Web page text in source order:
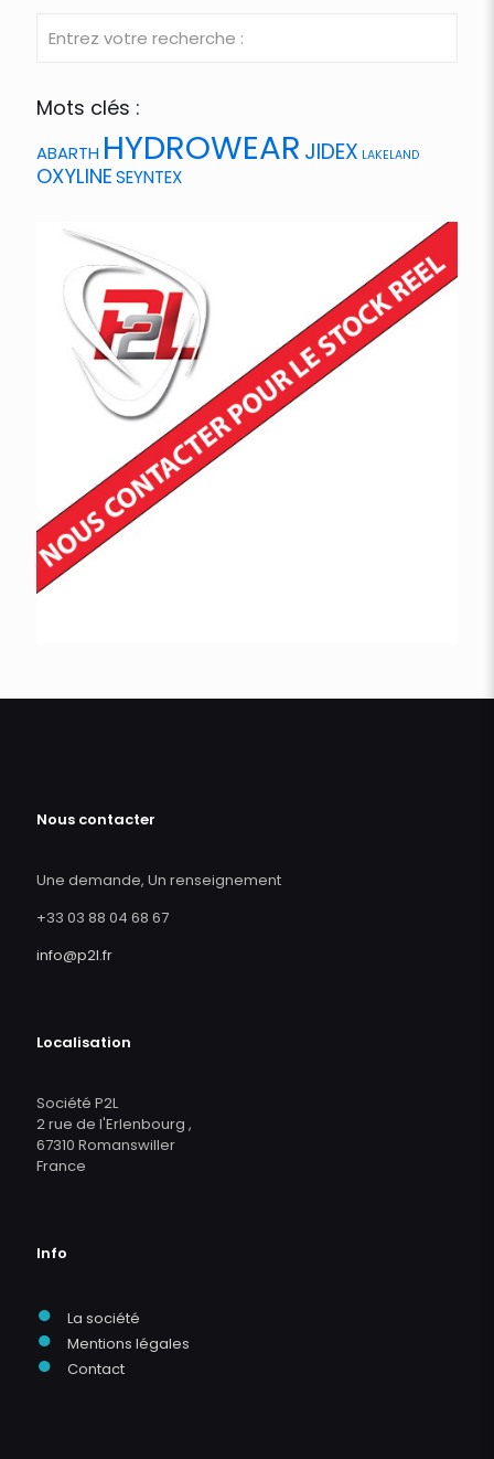
Mots clés :
ABARTH HYDROWEAR JIDEX LAKELAND
OXYLINESEYNTEX
Nous contacter
Une demande, Un renseignement
+33 03 88 04 68 67
info@p2l.fr
Localisation
Société P2L
2 rue de l'Erlenbourg ,
67310 Romanswiller
France
Info
● La société
● Mentions légales
● Contact